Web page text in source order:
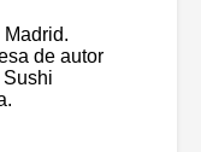
de autor